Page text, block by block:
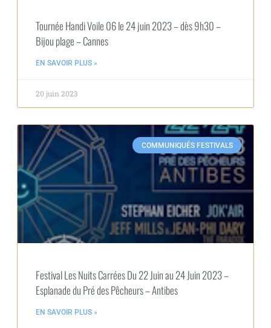
Tournée Handi Voile 06 le 24 juin 2023 – dès 9h30 –
Bijou plage – Cannes
EN SAVOIR PLUS »
20 juin 2023
COMMUNIQUÉS FESTIVALS
Festival Les Nuits Carrées Du 22 Juin au 24 Juin 2023 –
Esplanade du Pré des Pêcheurs – Antibes
EN SAVOIR PLUS »